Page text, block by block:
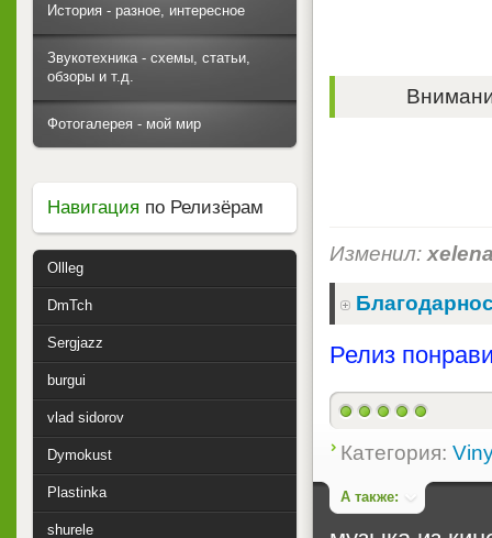
Изменил:
Релиз
Категория:
А также:
История - разное, интересное
Звукотехника - схемы, статьи,
обзоры и т.д.
Фотогалерея - мой мир
Навигация по Релизёрам
Ollleg
DmTch
Sergjazz
burgui
vlad sidorov
Dymokust
Plastinka
shurele